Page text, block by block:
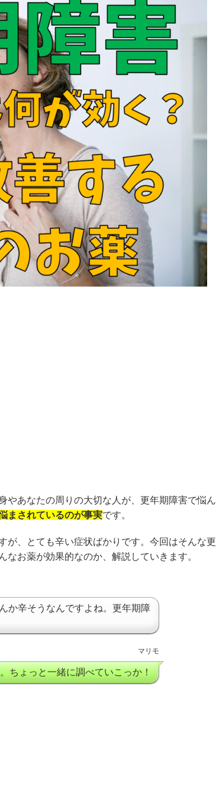
やあなたの周りの大切な人が、更年期障害で悩ん
まされているのが事実です。
が、とても辛い症状ばかりです。今回はそんな更
お薬が効果的なのか、解説していきます。
か辛そうなんですよね。更年期障
マリモ
ちょっと一緒に調べていこっか！